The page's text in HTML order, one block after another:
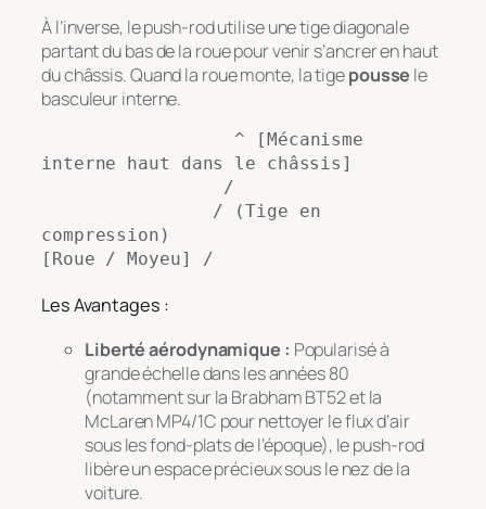
À l’inverse, le push-rod utilise une tige diagonale
partant du bas de la roue pour venir s’ancrer en haut
du châssis. Quand la roue monte, la tigepousse le
basculeur interne.
interne haut dans le châssis]
compression)
Les Avantages :
Liberté aérodynamique : Popularisé à
grande échelle dans les années 80
(notamment sur la Brabham BT52 et la
McLaren MP4/1C pour nettoyer le flux d’air
sous les fond-plats de l’époque), le push-rod
libère un espace précieux sous le nez de la
voiture.